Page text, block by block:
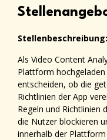
Stellenbeschreibung:
Als Video Content
Plattform
entscheiden, ob die
Richtlinien der App
Regeln und Richtlinien
die Nutzer blockieren
innerhalb der